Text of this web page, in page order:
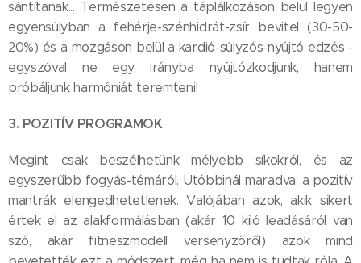
sántítanak... Természetesen a táplálkozáson belül legyen
egyensúlyban a fehérje-szénhidrát-zsír bevitel (30-50-
20%) és a mozgáson belül a kardió-súlyzós-nyújtó edzés -
egyszóval ne egy irányba nyújtózkodjunk, hanem
próbáljunk harmóniát teremteni!
3. POZITÍV PROGRAMOK
Megint csak beszélhetünk mélyebb síkokról, és az
egyszerűbb fogyás-témáról. Utóbbinál maradva: a pozitív
mantrák elengedhetetlenek. Valójában azok, akik sikert
értek el az alakformálásban (akár 10 kiló leadásáról van
szó, akár fitneszmodell versenyzőről) azok mind